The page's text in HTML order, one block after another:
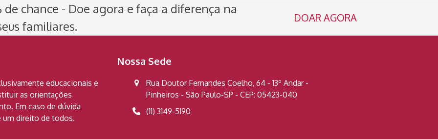
chance - Doe agora e faça a diferença na
familiares.
DOAR AGORA
educacionais e
as orientações
Em caso de dúvida
um direito de todos.
Nossa Sede
Rua Doutor Fernandes Coelho, 64 - 13º Andar -
Pinheiros - São Paulo-SP - CEP: 05423-040
(11) 3149-5190